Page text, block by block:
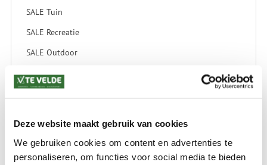
Deze website maakt gebruik van cookies
We gebruiken cookies om content en advertenties te
personaliseren, om functies voor social media te bieden
SALE Tuin
SALE Recreatie
SALE Outdoor
SALE Wintersport
VERZENDKOSTEN: € 8,99
GEEN VERZENDKOSTEN BOVEN € 175,-